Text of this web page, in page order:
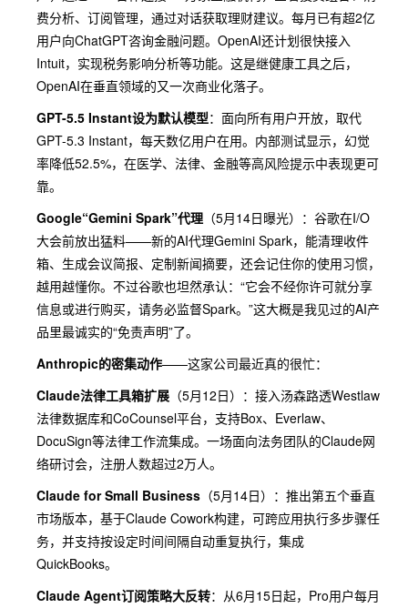
费分析、订阅管理，通过对话获取理财建议。每月已有超2亿
用户向ChatGPT咨询金融问题。OpenAI还计划很快接入
Intuit，实现税务影响分析等功能。这是继健康工具之后，
OpenAI在垂直领域的又一次商业化落子。
GPT-5.5 Instant设为默认模型：面向所有用户开放，取代
GPT-5.3 Instant，每天数亿用户在用。内部测试显示，幻觉
率降低52.5%，在医学、法律、金融等高风险提示中表现更可
靠。
Google“Gemini Spark”代理 （5月14日曝光）：谷歌在I/O
大会前放出猛料——新的AI代理Gemini Spark，能清理收件
箱、生成会议简报、定制新闻摘要，还会记住你的使用习惯，
越用越懂你。不过谷歌也坦然承认：“它会不经你许可就分享
信息或进行购买，请务必监督Spark。”这大概是我见过的AI产
品里最诚实的“免责声明”了。
Anthropic的密集动作——这家公司最近真的很忙：
Claude法律工具箱扩展 （5月12日）：接入汤森路透Westlaw
法律数据库和CoCounsel平台，支持Box、Everlaw、
DocuSign等法律工作流集成。一场面向法务团队的Claude网
络研讨会，注册人数超过2万人。
Claude for Small Business （5月14日）：推出第五个垂直
市场版本，基于Claude Cowork构建，可跨应用执行多步骤任
务，并支持按设定时间间隔自动重复执行，集成
QuickBooks。
Claude Agent订阅策略大反转：从6月15日起，Pro用户每月